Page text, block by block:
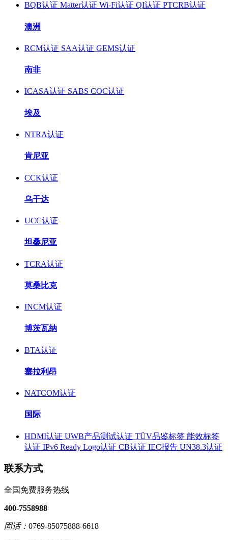
BQB认证 Matter认证 Wi-Fi认证 QI认证 PTCRB认证
澳洲
RCM认证 SAA认证 GEMS认证
南非
ICASA认证 SABS COC认证
埃及
NTRA认证
肯尼亚
CCK认证
乌干达
UCC认证
坦桑尼亚
TCRA认证
莫桑比克
INCM认证
博茨瓦纳
BTA认证
塞拉利昂
NATCOM认证
国际
HDMI认证 UWB产品测试认证 TÜV品鉴标签 能效标签
认证 IPv6 Ready Logo认证 CB认证 IEC报告 UN38.3认证
联系方式
全国免费服务热线
400-7558988
固话： 0769-85075888-6618